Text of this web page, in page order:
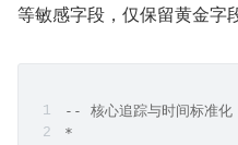
等敏感字段，仅保留黄金字
-- 核心追踪与时间标准化
*